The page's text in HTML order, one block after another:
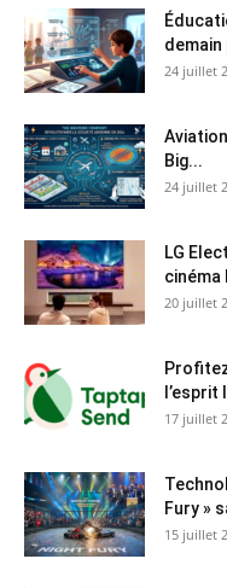
24 juillet
Big...
24 juillet
LG
cinéma
20 juillet
17 juillet
Fury »
15 juillet